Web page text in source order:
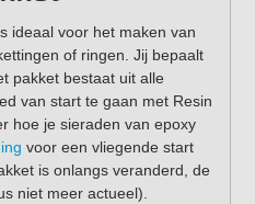
ideaal voor het maken van
of ringen. Jij bepaalt
pakket bestaat uit alle
van start te gaan met Resin
hoe je sieraden van epoxy
voor een vliegende start
is onlangs veranderd, de
niet meer actueel).